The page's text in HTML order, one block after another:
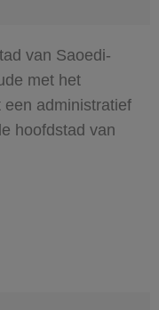
van Saoedi-
met het
een administratief
hoofdstad van